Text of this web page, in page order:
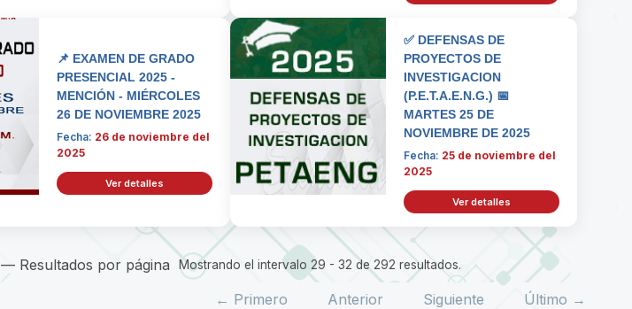
📌 EXAMEN DE GRADO
PRESENCIAL 2025 -
MENCIÓN - MIÉRCOLES
26 DE NOVIEMBRE 2025
Fecha: 26 de noviembre del
2025
Ver detalles
✅ DEFENSAS DE
PROYECTOS DE
INVESTIGACION
(P.E.T.A.E.N.G.) 📅
MARTES 25 DE
NOVIEMBRE DE 2025
Fecha: 25 de noviembre del
2025
Ver detalles
— Resultados por página Mostrando el intervalo 29 - 32 de 292 resultados.
← Primero Anterior Siguiente Último →